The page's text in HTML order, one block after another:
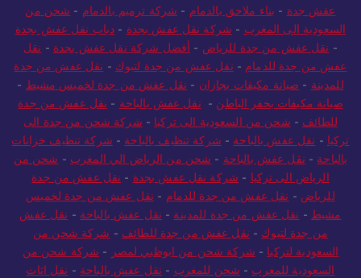
عفش جدة - بناء ملاحق بالدمام - شركة ترميم بالدمام - شحن من
السعودية الى المغرب - شركة نقل عفش بجدة - دباب نقل عفش بجدة
- نقل عفش من جدة للرياض - أفضل شركة نقل عفش بجدة - نقل
عفش من جدة للدمام - نقل عفش من جدة لتبوك - نقل عفش من جدة
للمدينة - صيانة مكيفات بجازان - نقل عفش من جدة لخميس مشيط -
صيانة مكيفات بحفر الباطن - نقل عفش بالباحة - نقل عفش من جدة
للطائف - شحن من السعودية الى تركيا - شركة شحن من جدة الى
تركيا - نقل عفش بالباحة - شركة تنظيف بالباحة - شركة تنظيف خزانات
بالباحة - نقل عفش بالباحة - شحن من الرياض الي المغرب - شحن من
الرياض الى تركيا - شركة نقل عفش بجدة - نقل عفش من جدة
للرياض - نقل عفش من جدة للدمام - نقل عفش من جدة لخميس
مشيط - نقل عفش من جدة للمدينة - نقل عفش بالباحة - نقل عفش
من جدة لتبوك - نقل عفش من جدة للطائف - شركة شحن من
السعودية لتركيا - شركة شحن من ابوظبي لمصر - شركة شحن من
السعودية للمغرب - شحن للمغرب - نقل عفش بالباحة - نقل اثاث